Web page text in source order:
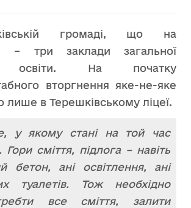
громаді, що на
– три заклади загальної
освіти. На початку
вторгнення яке-не-яке
лише в Терешківському ліцеї.
у якому стані на той час
сміття, підлога – навіть
бетон, ані освітлення, ані
туалетів. Тож необхідно
все сміття, залити